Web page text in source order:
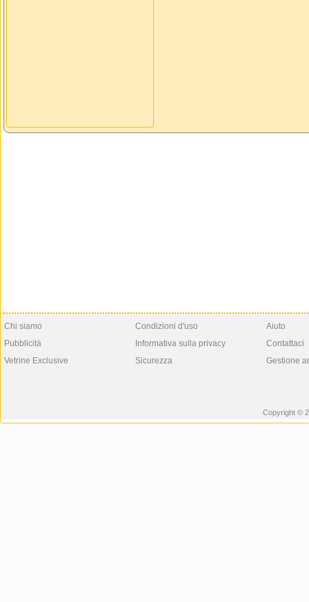
Chi siamo
Pubblicità
Vetrine Exclusive
Condizioni d'uso
Informativa sulla privacy
Sicurezza
Aiuto
Contattaci
Gestione
Copyright ©